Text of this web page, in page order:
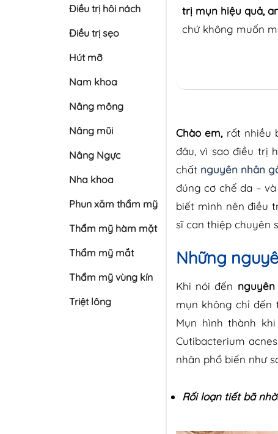
Điều trị hôi nách
Điều trị sẹo
Hút mỡ
Nam khoa
Nâng mông
Nâng mũi
Nâng Ngực
Nha khoa
Phun xăm thẩm mỹ
Thẩm mỹ hàm mặt
Thẩm mỹ mắt
Thẩm mỹ vùng kín
Triệt lông
trị mụn hiệu quả,
chứ không muốn
Chào em, rất nhiều
đâu, vì sao điều trị
chất nguyên nhân
đúng cơ chế da –
biết mình nên điều
sĩ can thiệp chuyên
Những
Khi nói đến
mụn không chỉ đến
Mụn hình thành
Cutibacterium
nhân phổ biến như
Rối loạn tiết bã